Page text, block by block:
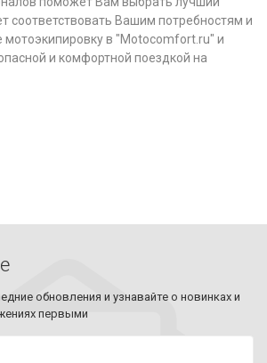
соответствовать Вашим потребностям и
мотоэкипировку в "Motocomfort.ru" и
и комфортной поездкой на
обновления и узнавайте о новинках и
первыми